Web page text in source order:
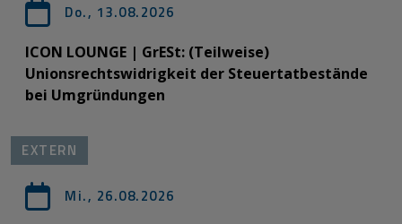
Do., 13.08.2026
ICON LOUNGE | GrESt: (Teilweise)
Unionsrechtswidrigkeit der Steuertatbestände
bei Umgründungen
EXTERN
Mi., 26.08.2026